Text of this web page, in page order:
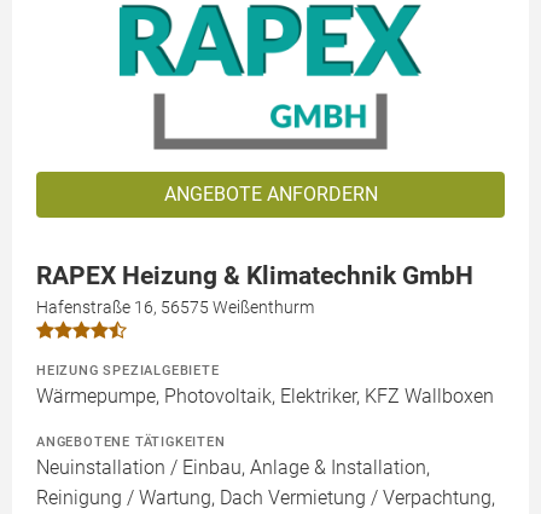
ANGEBOTE ANFORDERN
RAPEX Heizung & Klimatechnik GmbH
Hafenstraße 16, 56575 Weißenthurm
HEIZUNG SPEZIALGEBIETE
Wärmepumpe, Photovoltaik, Elektriker, KFZ Wallboxen
ANGEBOTENE TÄTIGKEITEN
Neuinstallation / Einbau, Anlage & Installation,
Reinigung / Wartung, Dach Vermietung / Verpachtung,